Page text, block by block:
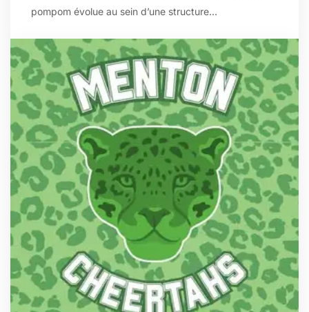
pompom évolue au sein d’une structure…